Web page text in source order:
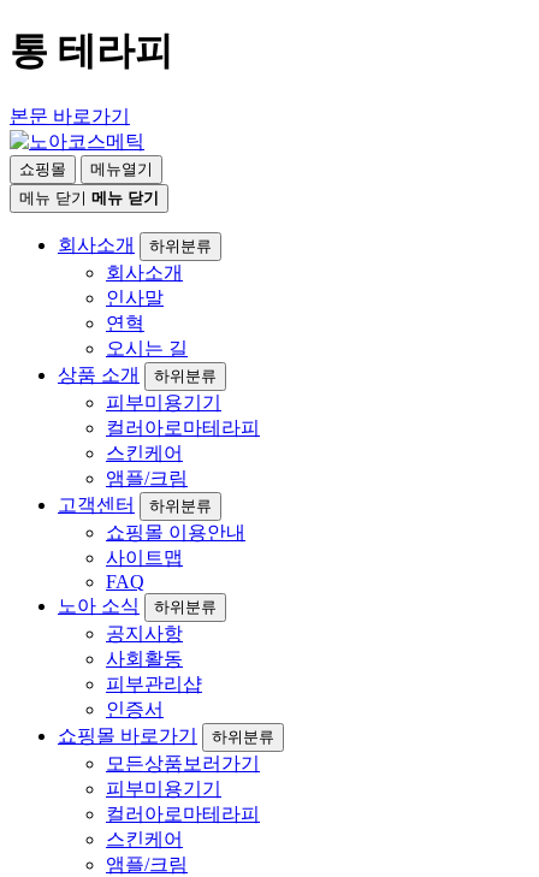
통 테라피
본문 바로가기
쇼핑몰
메뉴열기
메뉴 닫기 메뉴 닫기
회사소개 하위분류
회사소개
인사말
연혁
오시는 길
상품 소개
하위분류
피부미용기기
컬러아로마테라피
스킨케어
앰플/크림
고객센터
하위분류
쇼핑몰 이용안내
사이트맵
FAQ
노아 소식
하위분류
공지사항
사회활동
피부관리샵
인증서
쇼핑몰 바로가기
하위분류
모든상품보러가기
피부미용기기
컬러아로마테라피
스킨케어
앰플/크림